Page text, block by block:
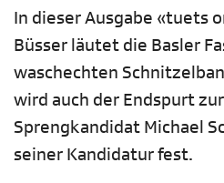
In dieser Ausgabe «tuets
Büsser läutet die Basler
waschechten
wird auch der Endspurt
Sprengkandidat Michael
seiner Kandidatur fest.